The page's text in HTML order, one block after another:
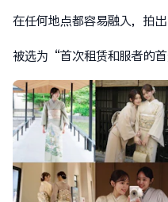
在任何地点都容易融入，拍
被选为“首次租赁和服者的